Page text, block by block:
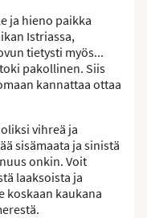
ja hieno paikka
Istriassa,
tietysti myös...
pakollinen. Siis
kannattaa ottaa
vihreä ja
sisämaata ja sinistä
onkin. Voit
laaksoista ja
koskaan kaukana